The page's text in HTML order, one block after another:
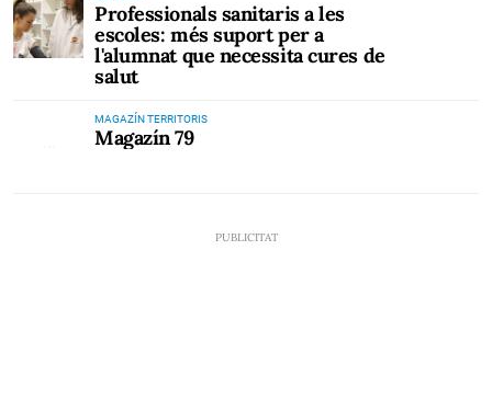
Professionals sanitaris a les
escoles: més suport per a
l'alumnat que necessita cures de
salut
MAGAZÍN TERRITORIS
Magazín 79